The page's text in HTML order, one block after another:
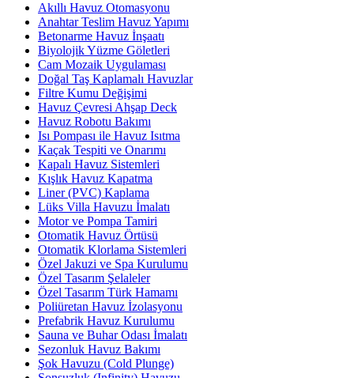
Akıllı Havuz Otomasyonu
Anahtar Teslim Havuz Yapımı
Betonarme Havuz İnşaatı
Biyolojik Yüzme Göletleri
Cam Mozaik Uygulaması
Doğal Taş Kaplamalı Havuzlar
Filtre Kumu Değişimi
Havuz Çevresi Ahşap Deck
Havuz Robotu Bakımı
Isı Pompası ile Havuz Isıtma
Kaçak Tespiti ve Onarımı
Kapalı Havuz Sistemleri
Kışlık Havuz Kapatma
Liner (PVC) Kaplama
Lüks Villa Havuzu İmalatı
Motor ve Pompa Tamiri
Otomatik Havuz Örtüsü
Otomatik Klorlama Sistemleri
Özel Jakuzi ve Spa Kurulumu
Özel Tasarım Şelaleler
Özel Tasarım Türk Hamamı
Poliüretan Havuz İzolasyonu
Prefabrik Havuz Kurulumu
Sauna ve Buhar Odası İmalatı
Sezonluk Havuz Bakımı
Şok Havuzu (Cold Plunge)